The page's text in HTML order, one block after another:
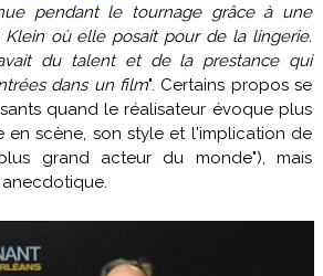
pendant le tournage grâce à une
où elle posait pour de la lingerie.
du talent et de la prestance qui
dans un film". Certains propos se
quand le réalisateur évoque plus
en scène, son style et l'implication de
grand acteur du monde"), mais